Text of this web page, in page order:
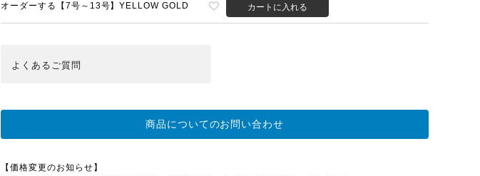
オーダーする【7号～13号】YELLOW GOLD カートに入れる
よくある ご質問
商品についてのお問い合わせ
【価格変更のお知らせ】